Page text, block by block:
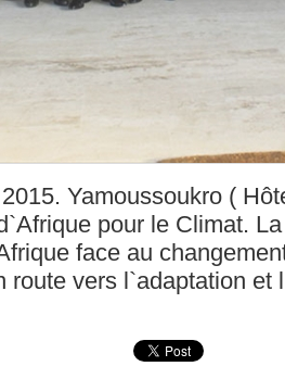
Yamoussoukro (
pour le Climat.
face au
route vers l`adaptation et